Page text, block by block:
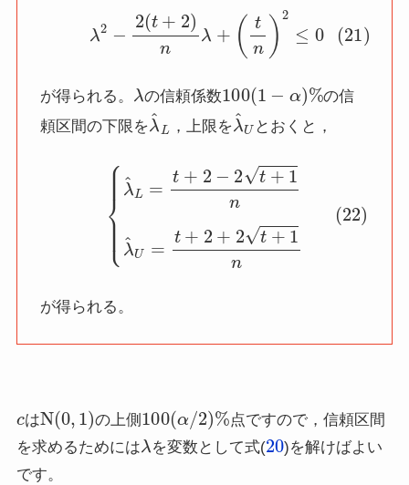
(21)λ2 (t+ + n) 2≤
が得られる。
λ
の信頼係数
100(1 %
の信
頼区間の下限を
λ
，上限を
λ U
とおくと，
^L −2 1 ^U =t+2+
が得られる。
は
N(0, 1)
の上側
100( /2)%
点ですので，信頼区間
を求めるためには
λ
を変数として式(
20
)を解けばよい
です。